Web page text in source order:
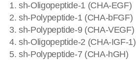
1. sh-Oligopeptide-1 (CHA-EGF)
2. sh-Polypeptide-1 (CHA-bFGF)
3. sh-Polypeptide-9 (CHA-VEGF)
4. sh-Oligopeptide-2 (CHA-IGF-1)
5. sh-Polypeptide-7 (CHA-hGH)